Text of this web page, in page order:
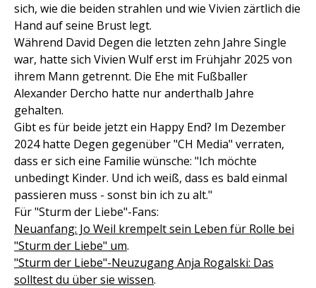
sich, wie die beiden strahlen und wie Vivien zärtlich die
Hand auf seine Brust legt.
Während David Degen die letzten zehn Jahre Single
war, hatte sich Vivien Wulf erst im Frühjahr 2025 von
ihrem Mann getrennt. Die Ehe mit Fußballer
Alexander Dercho hatte nur anderthalb Jahre
gehalten.
Gibt es für beide jetzt ein Happy End? Im Dezember
2024 hatte Degen gegenüber "CH Media" verraten,
dass er sich eine Familie wünsche: "Ich möchte
unbedingt Kinder. Und ich weiß, dass es bald einmal
passieren muss - sonst bin ich zu alt."
Für "Sturm der Liebe"-Fans:
Neuanfang: Jo Weil krempelt sein Leben für Rolle bei
"Sturm der Liebe" um.
"Sturm der Liebe"-Neuzugang Anja Rogalski: Das
solltest du über sie wissen.